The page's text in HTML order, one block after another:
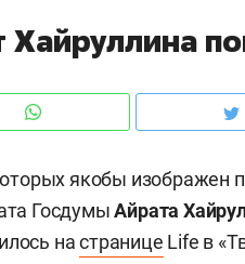
якобы изображен
ГосдумыАйрата
настранице Life в